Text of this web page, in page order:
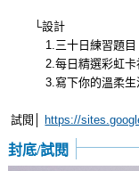
└設計
1.三十日練習題目
2.每日精選彩虹卡
3.寫下你的溫柔生
試閱│ https://
封底/試閱